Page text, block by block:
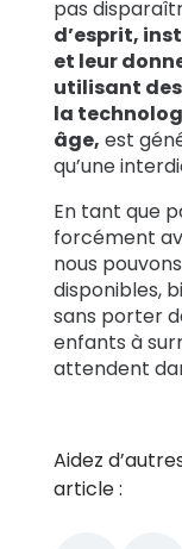
pas
d’esprit,
et leur
utilisant
la
âge, est
qu’une
En tant que
forcément
nous
disponibles,
sans porter
enfants à
attendent
Aidez
article :